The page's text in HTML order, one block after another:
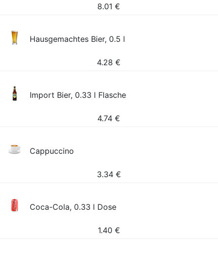
8.01 €
Hausgemachtes Bier, 0.5 l
4.28 €
Import Bier, 0.33 l Flasche
4.74 €
Cappuccino
3.34 €
Coca-Cola, 0.33 l Dose
1.40 €